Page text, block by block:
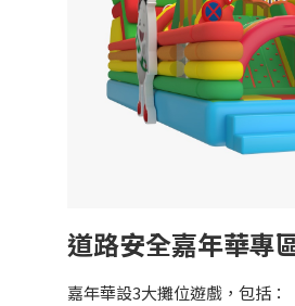
道路安全嘉年華專
嘉年華設3大攤位遊戲，包括：